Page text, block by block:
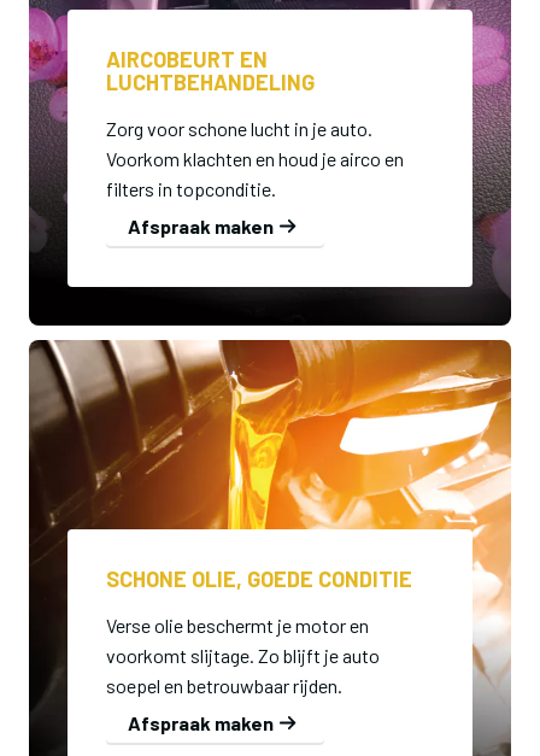
AIRCOBEURT EN
LUCHTBEHANDELING
Zorg voor schone lucht in je auto.
Voorkom klachten en houd je airco en
filters in topconditie.
Afspraak maken
SCHONE OLIE, GOEDE CONDITIE
Verse olie beschermt je motor en
voorkomt slijtage. Zo blijft je auto
soepel en betrouwbaar rijden.
Afspraak maken